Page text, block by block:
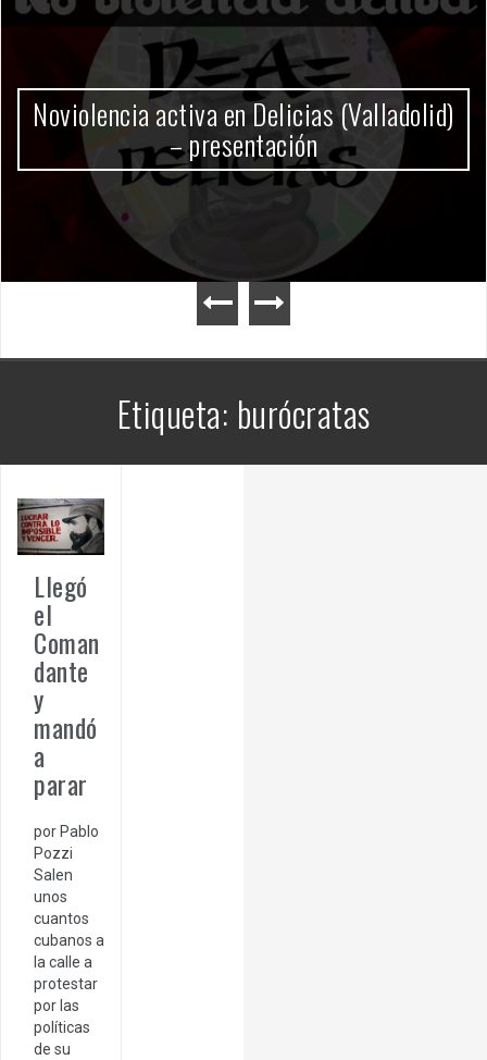
Gobierno Milei
Etiqueta: burócratas
Llegó
el
Coman
dante
y
mandó
a
parar
por Pablo
Pozzi
Salen
unos
cuantos
cubanos a
la calle a
protestar
por las
políticas
de su